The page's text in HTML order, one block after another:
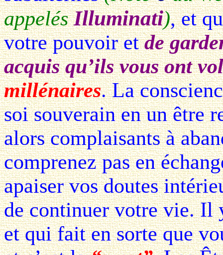
appelésIlluminati), et
votre pouvoir etde
acquis qu’ils vous ont
millénaires. La
soi souverain en un être
alors complaisants à
comprenez pas en
apaiser vos doutes
de continuer votre vie. Il
et qui fait en sorte que